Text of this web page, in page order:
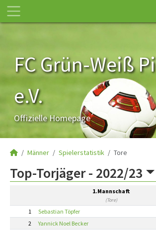
FC Grün-Weiß
e.V.
Offizielle Homepage
Männer Spielerstatistik Tore
Top-Torjäger - 2022/23
1.Mannschaft
(Tore)
1 Sebastian Töpfer
2
Yannick Noel Becker